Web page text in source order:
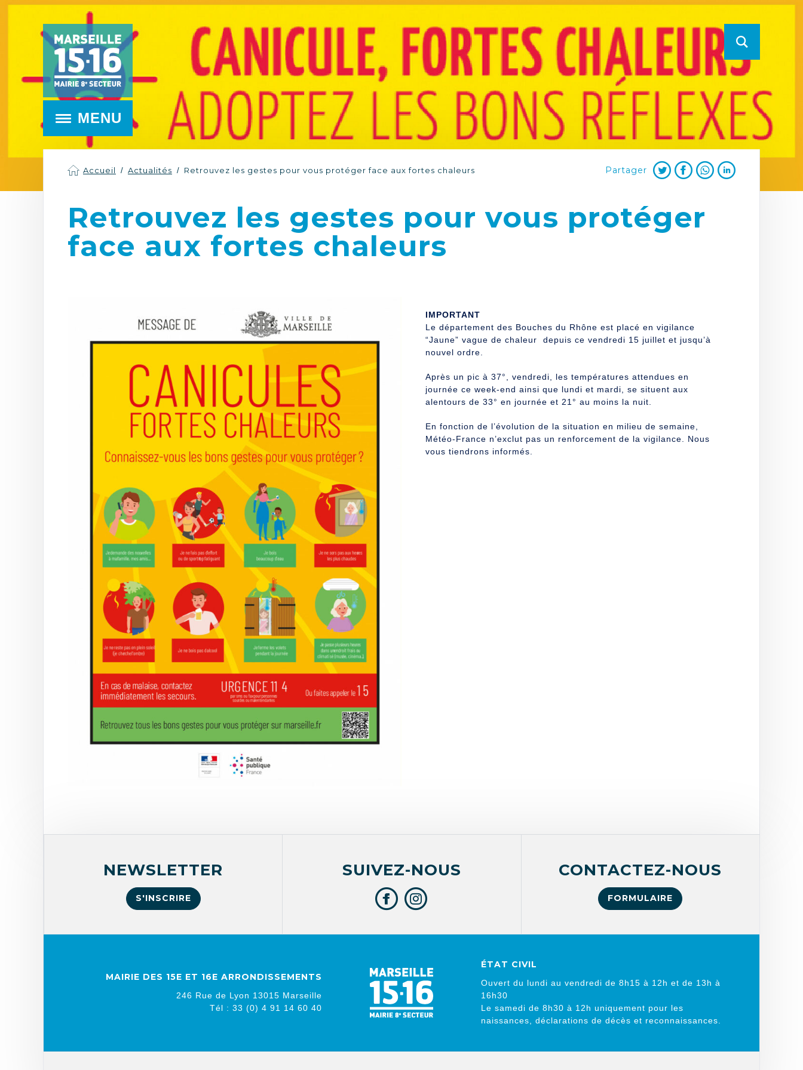
MENU
Accueil Actualités Retrouvez les gestes pour vous protéger face aux fortes chaleurs Partager
Retrouvez les gestes pour vous protéger
face aux fortes chaleurs
IMPORTANT
Le département des Bouches du Rhône est placé en vigilance
“Jaune” vague de chaleur depuis ce vendredi 15 juillet et jusqu’à
nouvel ordre.
Après un pic à 37°, vendredi, les températures attendues en
journée ce week-end ainsi que lundi et mardi, se situent aux
alentours de 33° en journée et 21° au moins la nuit.
En fonction de l’évolution de la situation en milieu de semaine,
Météo-France n’exclut pas un renforcement de la vigilance. Nous
vous tiendrons informés.
NEWSLETTER
S'INSCRIRE
SUIVEZ-NOUS CONTACTEZ-NOUS
FORMULAIRE
MAIRIE DES 15E ET 16E ARRONDISSEMENTS
246 Rue de Lyon 13015 Marseille
Tél : 33 (0) 4 91 14 60 40
ÉTAT CIVIL
Ouvert du lundi au vendredi de 8h15 à 12h et de 13h à
16h30
Le samedi de 8h30 à 12h uniquement pour les
naissances, déclarations de décès et reconnaissances.